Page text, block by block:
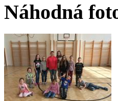
Náhodná